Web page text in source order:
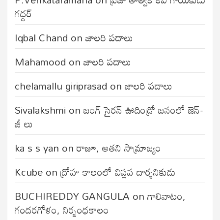
గద్దర్
Iqbal Chand onజాలరి పదాలు
Mahamood onజాలరి పదాలు
chelamallu giriprasad onజాలరి పదాలు
Sivalakshmi onజంగ్‌ సైరన్‌ ఊదిండ్రో జనంలో జెన్-
జీ లు
ka s s yan onరాజూ, అతని సామ్రాజ్యం
Kcubeonద్రోహ కాలంలో విప్లవ దార్శనికుడు
BUCHIREDDY GANGULA onగాలివాటం,
గందరగోళం, నిర్బంధకాలం